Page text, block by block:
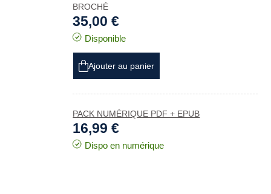
BROCHÉ
35,00 €
Disponible
Ajouter au panier
PACK NUMÉRIQUE PDF + EPUB
16,99 €
Dispo en numérique